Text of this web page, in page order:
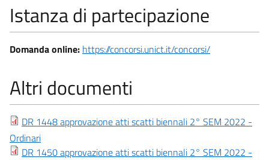
Istanza di partecipazione
Domanda online: https://concorsi.unict.it/concorsi/
Altri documenti
DR 1448 approvazione atti scatti biennali 2° SEM 2022 -
Ordinari
DR 1450 approvazione atti scatti biennali 2° SEM 2022 -